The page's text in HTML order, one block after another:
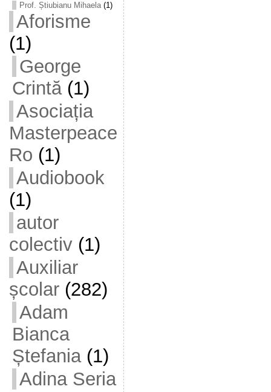
Prof. Știubianu Mihaela(1)
Aforisme
(1)
George
Crintă(1)
Asociația
Masterpeace
Ro (1)
Audiobook
(1)
autor
colectiv(1)
Auxiliar
școlar(282)
Adam
Bianca
Ștefania(1)
Adina Seria